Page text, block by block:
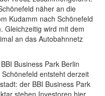
näher an die
Kudamm nach Schönefeld
Gleichzeitig wird mit dem
an das Autobahnnetz
Business Park Berlin
entsteht derzeit
der BBI Business Park
stehen Investoren hier